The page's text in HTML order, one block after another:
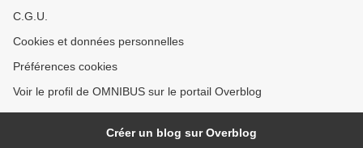
C.G.U.
Cookies et données personnelles
Préférences cookies
Voir le profil de OMNIBUS sur le portail Overblog
Créer un blog sur Overblog